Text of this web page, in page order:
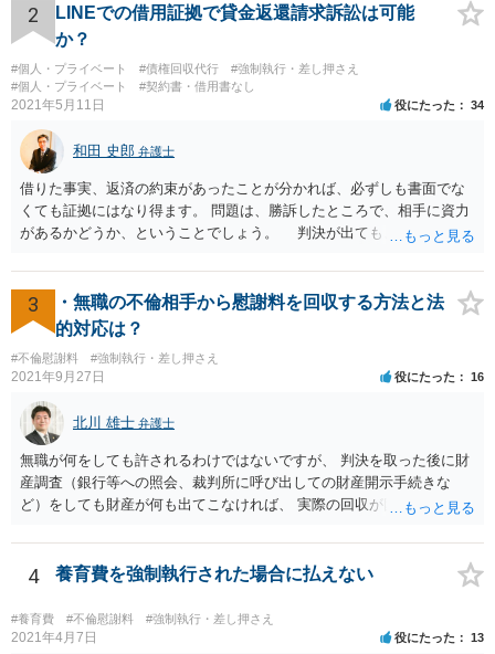
に求められても，応じるべきかどうか判断ができないという可能性も
あり得ます。 そこで，減額を求める金額，期間やその他の条件につい
ては，できる限り具体的な提案をして交渉するべきだと思います。 ②
資金繰りが厳しく、家賃をしばらく支払えなかったら差押えや強制退
去などになりますか？ 【回答】 滞納が続いたとしても，いきなり差押
の裁判が行われ，それを認容する判決が出てしまった後は，差押えな
どになる可能性があります。 ③ 自社では家賃交渉がうまく行かないと
き、弁護士の方に依頼することで交渉が進むことはありますか？弁護
士の他に相談したほうが良い相手・窓口などもあれば教えていただき
たいです 【回答】 ①で回答したとおり，弁護士に依頼しても，家賃交
者の主張を整理して分かりやすく貸主へ伝えることができますし，交
渉に対する真摯な姿勢を示すことができます。 また，交渉を弁護士に
任せることで負担が軽減されるため，その分，自社の経営などに集中
することも可能となります。 一方で，貸主によっては弁護士が介入す
ることに抵抗を感じる可能性もあるため，注意が必要です。 国・自治
体・日本政策金融公庫などが行っている融資や助成金を利用する手段
もありますので，参考にしてください。
2
LINEでの借用証拠で貸金返還請求訴訟は可能
か？
#個人・プライベート #債権回収代行
#強制執行・差し押さえ
#個人・プライベート
#契約書・借用書なし
2021年5月11日 役にたった 34
和田 史郎 弁護士
借りた事実、返済の約束があったことが分かれば、必ずしも書面でな
くても証拠にはなり得ます。 問題は、勝訴したところで、相手に資力
があるかどうか、ということでしょう。 判決が出ても、無い袖を振
3
・無職の不倫相手から慰謝料を回収する方法と法
的対応は？
#不倫慰謝料 #強制執行・差し押さえ
2021年9月27日 役にたった 16
北川 雄士 弁護士
無職が何をしても許されるわけではないですが、 判決を取った後に財
産調査（銀行等への照会、裁判所に呼び出しての財産開示手続きな
ど）をしても財産が何も出てこなければ、 実際の回収が困難であるの
など判明すれば取れる可能性はありますが、 定職もなく色々な男性に
援助してもらって渡り歩いているような相手だと、あまり可能性は高
は思います。
4 養育費を強制執行された場合に払えない
#養育費 #不倫慰謝料 #強制執行・差し押さえ
2021年4月7日 役にたった 13